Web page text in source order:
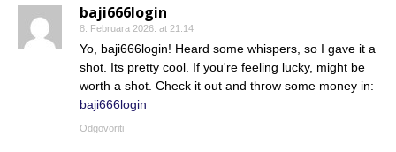
baji666login
8. Februara 2026. at 21:14
Yo, baji666login! Heard some whispers, so I gave it a
shot. Its pretty cool. If you're feeling lucky, might be
worth a shot. Check it out and throw some money in:
baji666login
Odgovoriti